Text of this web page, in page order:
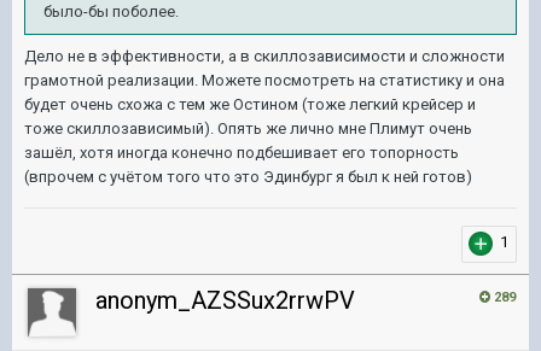
было-бы поболее.
Дело не в эффективности, а в скиллозависимости и сложности
грамотной реализации. Можете посмотреть на статистику и она
будет очень схожа с тем же Остином (тоже легкий крейсер и
тоже скиллозависимый). Опять же лично мне Плимут очень
зашёл, хотя иногда конечно подбешивает его топорность
(впрочем с учётом того что это Эдинбург я был к ней готов)
1
289
anonym_AZSSux2rrwPV